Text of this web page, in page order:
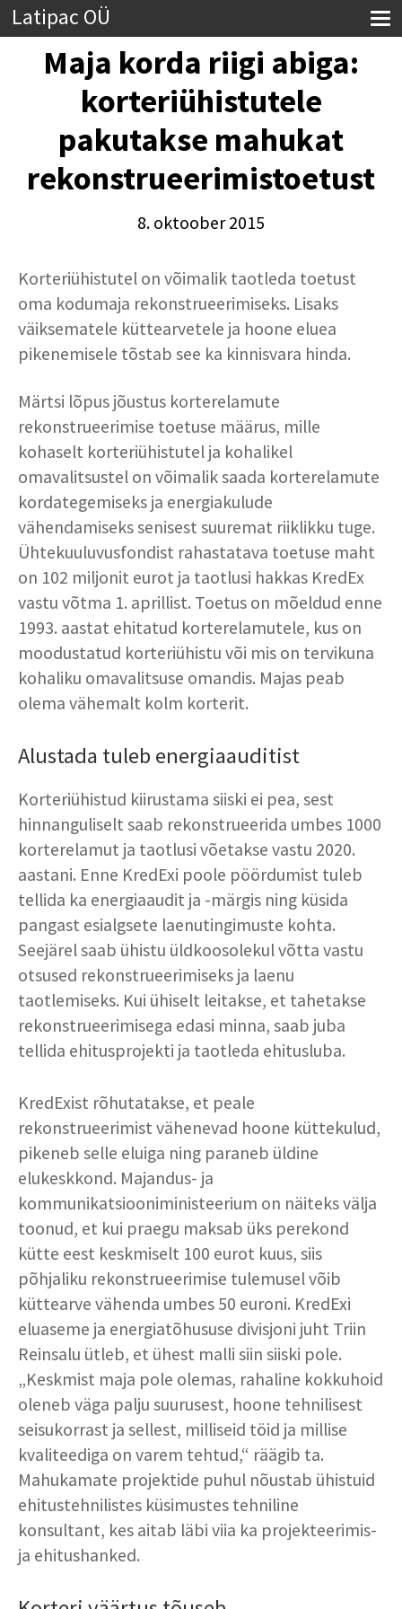
Latipac OÜ
Maja korda riigi abiga:
korteriühistutele
pakutakse mahukat
rekonstrueerimistoetust
8. oktoober 2015
Korteriühistutel on võimalik taotleda toetust
oma kodumaja rekonstrueerimiseks. Lisaks
väiksematele küttearvetele ja hoone eluea
pikenemisele tõstab see ka kinnisvara hinda.
Märtsi lõpus jõustus korterelamute
rekonstrueerimise toetuse määrus, mille
kohaselt korteriühistutel ja kohalikel
omavalitsustel on võimalik saada korterelamute
kordategemiseks ja energiakulude
vähendamiseks senisest suuremat riiklikku tuge.
Ühtekuuluvusfondist rahastatava toetuse maht
on 102 miljonit eurot ja taotlusi hakkas KredEx
vastu võtma 1. aprillist. Toetus on mõeldud enne
1993. aastat ehitatud korterelamutele, kus on
moodustatud korteriühistu või mis on tervikuna
kohaliku omavalitsuse omandis. Majas peab
olema vähemalt kolm korterit.
Alustada tuleb energiaauditist
Korteriühistud kiirustama siiski ei pea, sest
hinnanguliselt saab rekonstrueerida umbes 1000
korterelamut ja taotlusi võetakse vastu 2020.
aastani. Enne KredExi poole pöördumist tuleb
tellida ka energiaaudit ja -märgis ning küsida
pangast esialgsete laenutingimuste kohta.
Seejärel saab ühistu üldkoosolekul võtta vastu
otsused rekonstrueerimiseks ja laenu
taotlemiseks. Kui ühiselt leitakse, et tahetakse
rekonstrueerimisega edasi minna, saab juba
tellida ehitusprojekti ja taotleda ehitusluba.
KredExist rõhutatakse, et peale
rekonstrueerimist vähenevad hoone küttekulud,
pikeneb selle eluiga ning paraneb üldine
elukeskkond. Majandus- ja
kommunikatsiooniministeerium on näiteks välja
toonud, et kui praegu maksab üks perekond
kütte eest keskmiselt 100 eurot kuus, siis
põhjaliku rekonstrueerimise tulemusel võib
küttearve vähenda umbes 50 euroni. KredExi
eluaseme ja energiatõhususe divisjoni juht Triin
Reinsalu ütleb, et ühest malli siin siiski pole.
„Keskmist maja pole olemas, rahaline kokkuhoid
oleneb väga palju suurusest, hoone tehnilisest
seisukorrast ja sellest, milliseid töid ja millise
kvaliteediga on varem tehtud,“ räägib ta.
Mahukamate projektide puhul nõustab ühistuid
ehitustehnilistes küsimustes tehniline
konsultant, kes aitab läbi viia ka projekteerimis-
ja ehitushanked.